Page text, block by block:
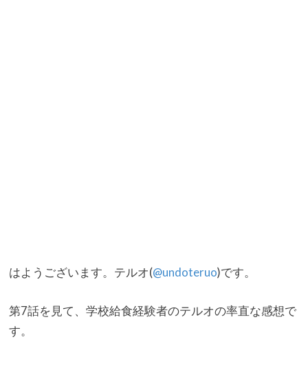
はようございます。テルオ(@undoteruo)です。
第7話を見て、学校給食経験者のテルオの率直な感想で
す。